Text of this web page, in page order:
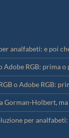
analfabeti: e poi
Adobe RGB: prima o
o Adobe RGB:
Gorman-Holbert,
per